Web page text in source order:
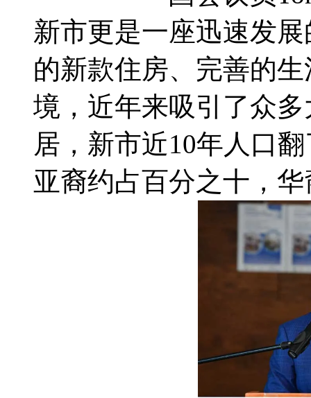
新市更是一座迅速发
的新款住房、完善的
境，近年来吸引了众
居，新市近10年人口
亚裔约占百分之十，